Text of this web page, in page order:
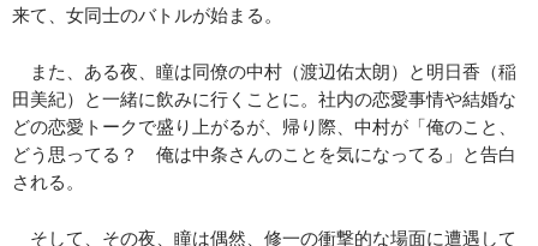
来て、女同士のバトルが始まる。
また、ある夜、瞳は同僚の中村（渡辺佑太朗）と明日香（稲
田美紀）と一緒に飲みに行くことに。社内の恋愛事情や結婚な
どの恋愛トークで盛り上がるが、帰り際、中村が「俺のこと、
どう思ってる？ 俺は中条さんのことを気になってる」と告白
される。
そして、その夜、瞳は偶然、修一の衝撃的な場面に遭遇して